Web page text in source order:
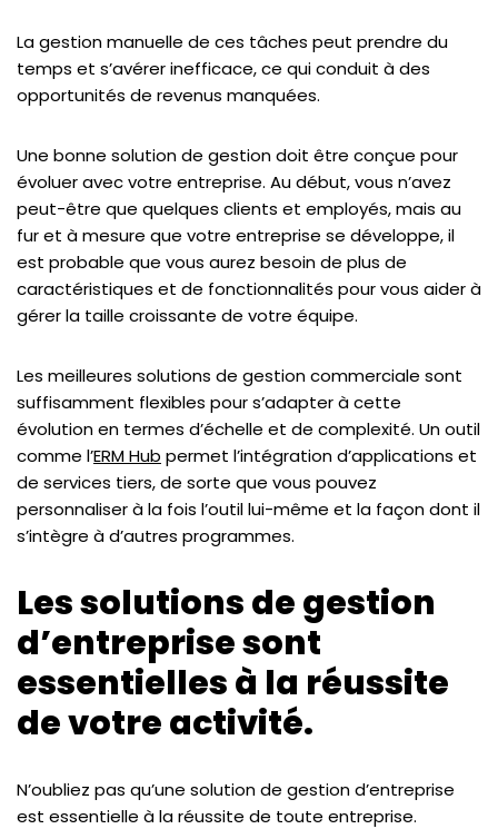
La gestion manuelle de ces tâches peut prendre du
temps et s’avérer inefficace, ce qui conduit à des
opportunités de revenus manquées.
Une bonne solution de gestion doit être conçue pour
évoluer avec votre entreprise. Au début, vous n’avez
peut-être que quelques clients et employés, mais au
fur et à mesure que votre entreprise se développe, il
est probable que vous aurez besoin de plus de
caractéristiques et de fonctionnalités pour vous aider à
gérer la taille croissante de votre équipe.
Les meilleures solutions de gestion commerciale sont
suffisamment flexibles pour s’adapter à cette
évolution en termes d’échelle et de complexité. Un outil
comme l’ERM Hub permet l’intégration d’applications et
de services tiers, de sorte que vous pouvez
personnaliser à la fois l’outil lui-même et la façon dont il
s’intègre à d’autres programmes.
Les solutions de gestion
d’entreprise sont
essentielles à la réussite
de votre activité.
N’oubliez pas qu’une solution de gestion d’entreprise
est essentielle à la réussite de toute entreprise.